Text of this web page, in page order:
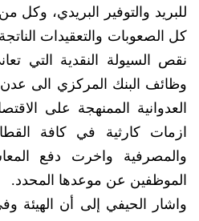
للبريد والتوفير البريدي،
كل الصعوبات والتعقيدات
نقص السيولة النقدية التي
وظائف البنك المركزي الى
العدوانية الممنهجة على
ازمات كارثية في كافة
والمصرفية واخرت دفع
الموظفين عن موعدها المحدد.
واشار الحيفي إلى أن الهيئة